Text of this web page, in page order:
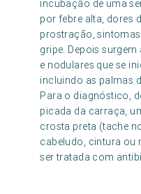
incubação de uma
por febre alta, dores
prostração,
gripe. Depois
e nodulares que se
incluindo as palmas
Para o diagnóstico,
picada da carraça,
crosta preta (tache
cabeludo, cintura ou
ser tratada com